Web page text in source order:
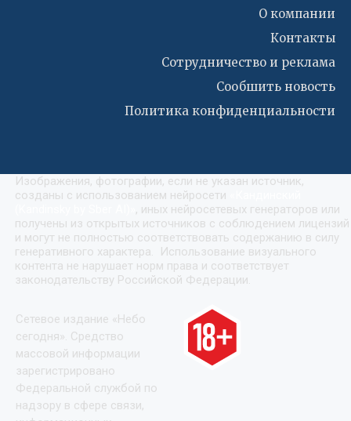
О компании
Контакты
Сотрудничество и реклама
Сообшить новость
Политика конфиденциальности
Изображения, фотографии, если не указан источник,
созданы с использованием нейросети
, иных нейросетевых генераторов или
получены из открытых источников с соблюдением лицензий
и могут не полностью соответствовать содержанию в силу
генеративного характера. Использование визуального
контента не нарушает норм права и соответствует
законодательству Российской Федерации.
Сетевое издание «Небо
сегодня». Средство
массовой информации
зарегистрировано
Федеральной службой по
надзору в сфере связи,